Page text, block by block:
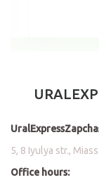
5, 8 Iyulya str., Miass
Office hours: